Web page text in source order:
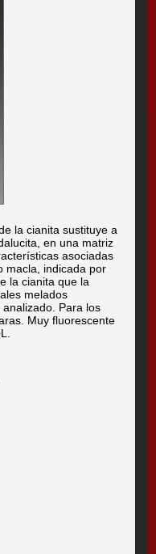
la cianita sustituye a
en una matriz
asociadas
macla, indicada por
la cianita que la
melados
Para los
Muy fluorescente